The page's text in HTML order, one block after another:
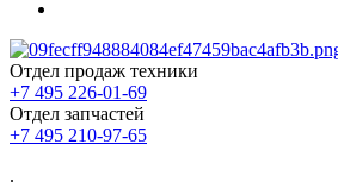
Отдел продаж техники
+7 495 226-01-69
Отдел запчастей
+7 495 210-97-65
.